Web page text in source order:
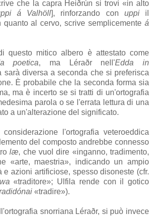
che la capra Heiðrún si trovi «in alto
á Valhöll], rinforzando con uppi il
quanto al cervo, scrive semplicementeá
questo mitico albero è attestato come
poetica, ma Léraðrnell'Edda in
sarà diversa a seconda che si preferisca
È probabile che la seconda forma sia
ma è incerto se si tratti di un'ortografia
parola o se l'errata lettura di una
a un'alterazione del significato.
l'ortografia veteroeddica
del composto andrebbe connesso
læ, che vuol dire «inganno, tradimento,
«arte, maestria», indicando un ampio
e azioni artificiose, spesso disoneste (cfr.
«traditore»; Ulfila rende con il gotico
«tradire»).
snorriana Léraðr, si può invece